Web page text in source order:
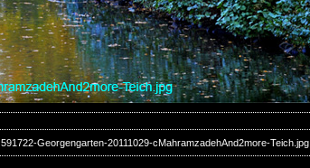
591722-Georgengarten-20111029-cMahramzadehAnd2more-Teich.jpg